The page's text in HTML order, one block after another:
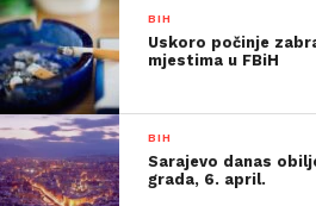
BIH
Uskoro počinje
mjestima u FBiH
BIH
Sarajevo danas
grada, 6. april.